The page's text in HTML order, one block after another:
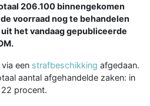
206.100 binnengekomen
voorraad nog te behandelen
het vandaag gepubliceerde
een strafbeschikking afgedaan.
aantal afgehandelde zaken: in
procent.